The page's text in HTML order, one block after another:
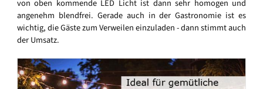
von oben kommende LED Licht ist dann sehr homogen und
angenehm blendfrei. Gerade auch in der Gastronomie ist es
wichtig, die Gäste zum Verweilen einzuladen - dann stimmt auch
der Umsatz.